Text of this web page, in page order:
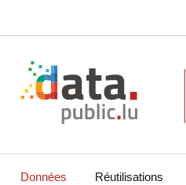
Données Réutilisations